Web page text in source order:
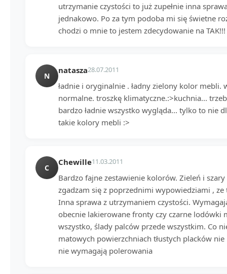
utrzymanie czystości to już zupełnie inna
jednakowo. Po za tym podoba mi się świetne
chodzi o mnie to jestem zdecydowanie na TAK!!!
N
natasza28.07.2011
ładnie i oryginalnie . ładny zielony kolor mebli.
normalne. troszkę klimatyczne.:>kuchnia...
bardzo ładnie wszystko wygląda... tylko to nie
takie kolory mebli :>
C
Chewille11.03.2011
Bardzo fajne zestawienie kolorów. Zieleń i
zgadzam się z poprzednimi wypowiedziami , ze
Inna sprawa z utrzymaniem czystości.
obecnie lakierowane fronty czy czarne lodówki
wszystko, ślady palców przede wszystkim. Co
matowych powierzchniach tłustych placków nie
nie wymagają polerowania